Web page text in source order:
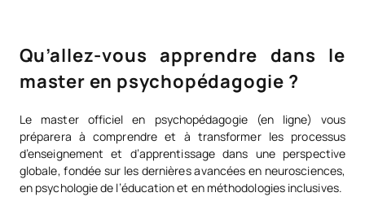
Qu’allez-vous apprendre dans le
master en psychopédagogie ?
Le master officiel en psychopédagogie (en ligne) vous
préparera à comprendre et à transformer les processus
d’enseignement et d’apprentissage dans une perspective
globale, fondée sur les dernières avancées en neurosciences,
en psychologie de l’éducation et en méthodologies inclusives.